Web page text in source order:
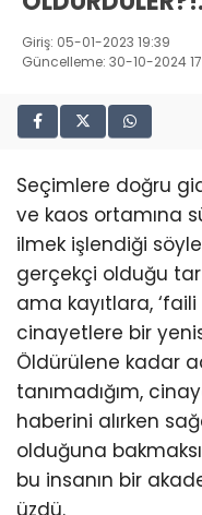
Giriş: 05-01-2023 19:39
Güncelleme: 30-10-2024
Seçimlere doğru
ve kaos ortamına
ilmek işlendiği
gerçekçi olduğu
ama kayıtlara,
cinayetlere bir
Öldürülene kadar
tanımadığım,
haberini alırken
olduğuna
bu insanın bir
üzdü.